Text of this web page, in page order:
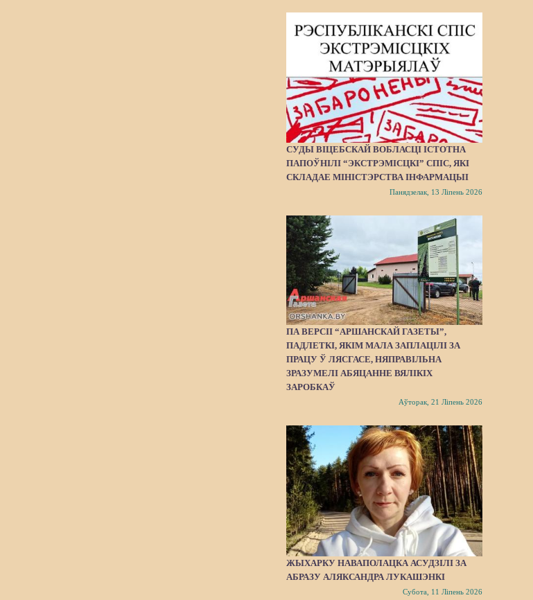
СУДЫ ВІЦЕБСКАЙ ВОБЛАСЦІ ІСТОТНА
ПАПОЎНІЛІ “ЭКСТРЭМІСЦКІ” СПІС, ЯКІ
СКЛАДАЕ МІНІСТЭРСТВА ІНФАРМАЦЫІ
Панядзелак, 13 Ліпень 2026
ПА ВЕРСІІ “АРШАНСКАЙ ГАЗЕТЫ”,
ПАДЛЕТКІ, ЯКІМ МАЛА ЗАПЛАЦІЛІ ЗА
ПРАЦУ Ў ЛЯСГАСЕ, НЯПРАВІЛЬНА
ЗРАЗУМЕЛІ АБЯЦАННЕ ВЯЛІКІХ
ЗАРОБКАЎ
Аўторак, 21 Ліпень 2026
ЖЫХАРКУ НАВАПОЛАЦКА АСУДЗІЛІ ЗА
АБРАЗУ АЛЯКСАНДРА ЛУКАШЭНКІ
Субота, 11 Ліпень 2026